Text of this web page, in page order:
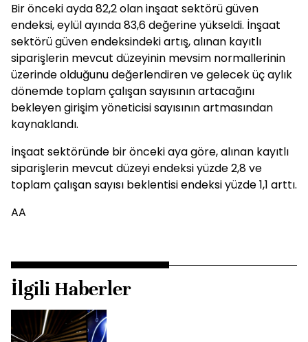
Bir önceki ayda 82,2 olan inşaat sektörü güven
endeksi, eylül ayında 83,6 değerine yükseldi. İnşaat
sektörü güven endeksindeki artış, alınan kayıtlı
siparişlerin mevcut düzeyinin mevsim normallerinin
üzerinde olduğunu değerlendiren ve gelecek üç aylık
dönemde toplam çalışan sayısının artacağını
bekleyen girişim yöneticisi sayısının artmasından
kaynaklandı.
İnşaat sektöründe bir önceki aya göre, alınan kayıtlı
siparişlerin mevcut düzeyi endeksi yüzde 2,8 ve
toplam çalışan sayısı beklentisi endeksi yüzde 1,1 arttı.
AA
İlgili Haberler